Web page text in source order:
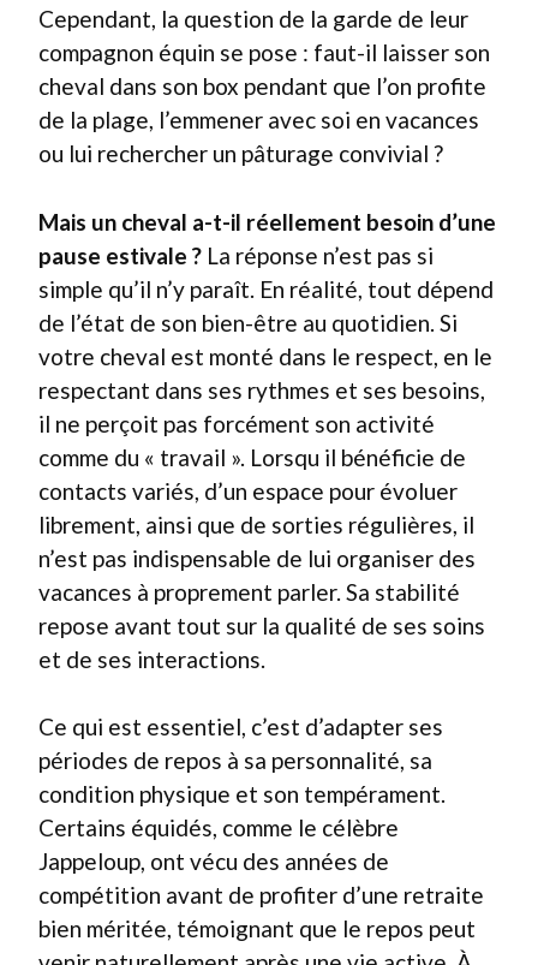
Cependant, la question de la garde de leur
compagnon équin se pose : faut-il laisser son
cheval dans son box pendant que l’on profite
de la plage, l’emmener avec soi en vacances
ou lui rechercher un pâturage convivial ?
Mais un cheval a-t-il réellement besoin d’une
pause estivale ? La réponse n’est pas si
simple qu’il n’y paraît. En réalité, tout dépend
de l’état de son bien-être au quotidien. Si
votre cheval est monté dans le respect, en le
respectant dans ses rythmes et ses besoins,
il ne perçoit pas forcément son activité
comme du « travail ». Lorsqu il bénéficie de
contacts variés, d’un espace pour évoluer
librement, ainsi que de sorties régulières, il
n’est pas indispensable de lui organiser des
vacances à proprement parler. Sa stabilité
repose avant tout sur la qualité de ses soins
et de ses interactions.
Ce qui est essentiel, c’est d’adapter ses
périodes de repos à sa personnalité, sa
condition physique et son tempérament.
Certains équidés, comme le célèbre
Jappeloup, ont vécu des années de
compétition avant de profiter d’une retraite
bien méritée, témoignant que le repos peut